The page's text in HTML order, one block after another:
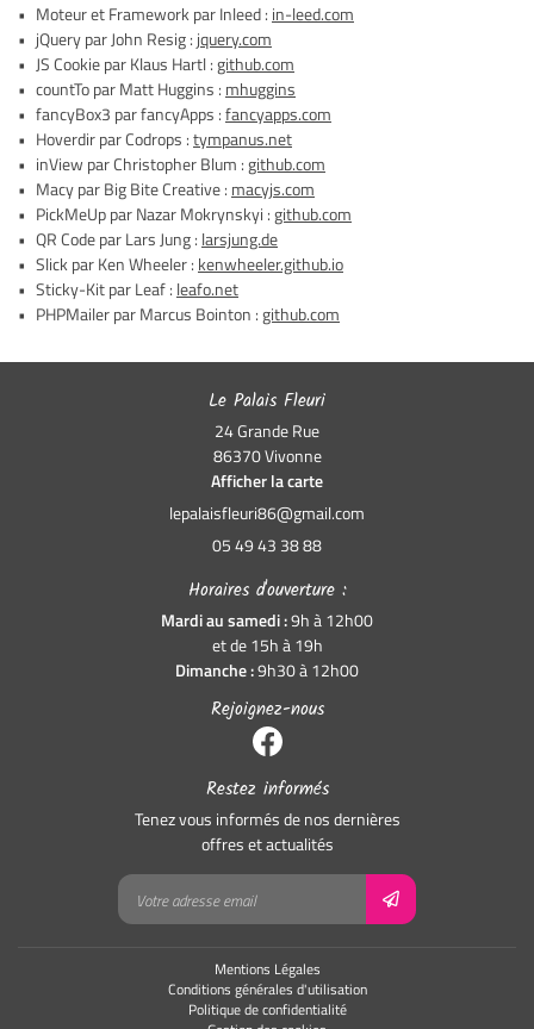
Moteur et Framework par Inleed : in-leed.com
jQuery par John Resig : jquery.com
JS Cookie par Klaus Hartl :github.com
countTo par Matt Huggins : mhuggins
fancyBox3 par fancyApps :fancyapps.com
Hoverdir par Codrops :tympanus.net
inView par Christopher Blum :github.com
Macy par Big Bite Creative : macyjs.com
PickMeUp par Nazar Mokrynskyi :github.com
QR Code par Lars Jung : larsjung.de
Slick par Ken Wheeler : kenwheeler.github.io
Sticky-Kit par Leaf : leafo.net
PHPMailer par Marcus Bointon :github.com
Le Palais Fleuri
24 Grande Rue
86370 Vivonne
Afficher la carte
05 49 43 38 88
Horaires d'ouverture :
Mardi au samedi:9h à 12h00
et de 15h à 19h
Dimanche:9h30 à 12h00
Rejoignez-nous
Restez informés
Tenez vous informés de nos dernières
offres et actualités
Mentions Légales
Conditions générales d'utilisation
Politique de confidentialité